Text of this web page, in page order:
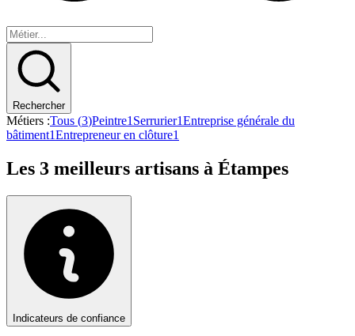
Rechercher
Métiers :Tous (3)Peintre1 Serrurier1Entreprise générale du
bâtiment1Entrepreneur en clôture1
Les 3 meilleurs artisans à Étampes
Indicateurs de confiance